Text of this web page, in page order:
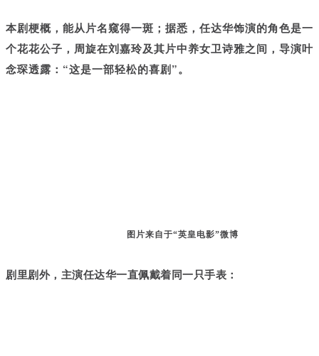
本剧梗概，能从片名窥得一斑；据悉，任达华饰演的角色是一
个花花公子，周旋在刘嘉玲及其片中养女卫诗雅之间，导演叶
念琛透露：“这是一部轻松的喜剧”。
图片来自于“英皇电影”微博
剧里剧外，主演任达华一直佩戴着同一只手表：